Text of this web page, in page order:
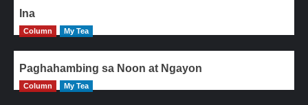
Ina
Column My Tea
Paghahambing sa Noon at Ngayon
Column My Tea